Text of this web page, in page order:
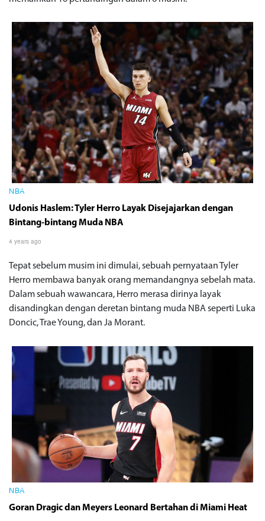
NBA
Udonis Haslem: Tyler Herro Layak Disejajarkan dengan
Bintang-bintang Muda NBA
4 years ago
Tepat sebelum musim ini dimulai, sebuah pernyataan Tyler
Herro membawa banyak orang memandangnya sebelah mata.
Dalam sebuah wawancara, Herro merasa dirinya layak
disandingkan dengan deretan bintang muda NBA seperti Luka
Doncic, Trae Young, dan Ja Morant.
NBA
Goran Dragic dan Meyers Leonard Bertahan di Miami Heat